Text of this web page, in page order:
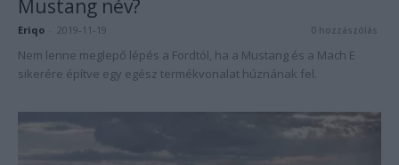
Mustang név?
Eriqo 2019-11-19 0 hozzászólás
Nem lenne meglepő lépés a Fordtól, ha a Mustang és a Mach E
sikerére építve egy egész termékvonalat húznának fel.